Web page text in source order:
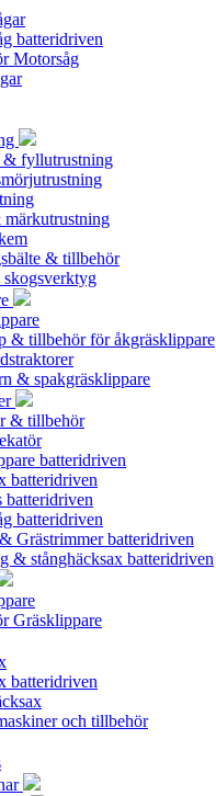
batteridriven
Motorsåg
& fyllutrustning
& tillbehör
& tillbehör för åkgräsklippare
& spakgräsklippare
& tillbehör
batteridriven
batteridriven
batteridriven
batteridriven
Grästrimmer batteridriven
& stånghäcksax batteridriven
Gräsklippare
batteridriven
och tillbehör